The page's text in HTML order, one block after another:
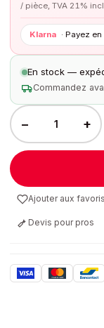
/ pièce, TVA 21%
Klarna · Payez
En stock —
Commandez
− +
Ajouter aux favoris
Devis pour pros